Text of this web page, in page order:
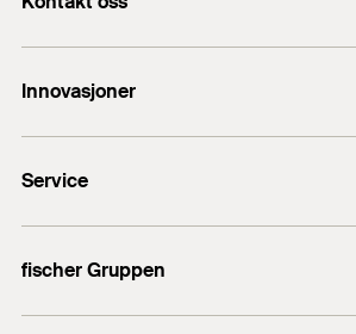
ordre@fischernorge.no
23 24 27 10
Innovasjoner
fischer UltraCut FBS II
Service
Salgsdokumenter
fischer Gruppen